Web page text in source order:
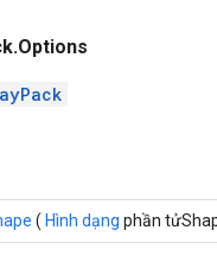
( Hình dạng phần